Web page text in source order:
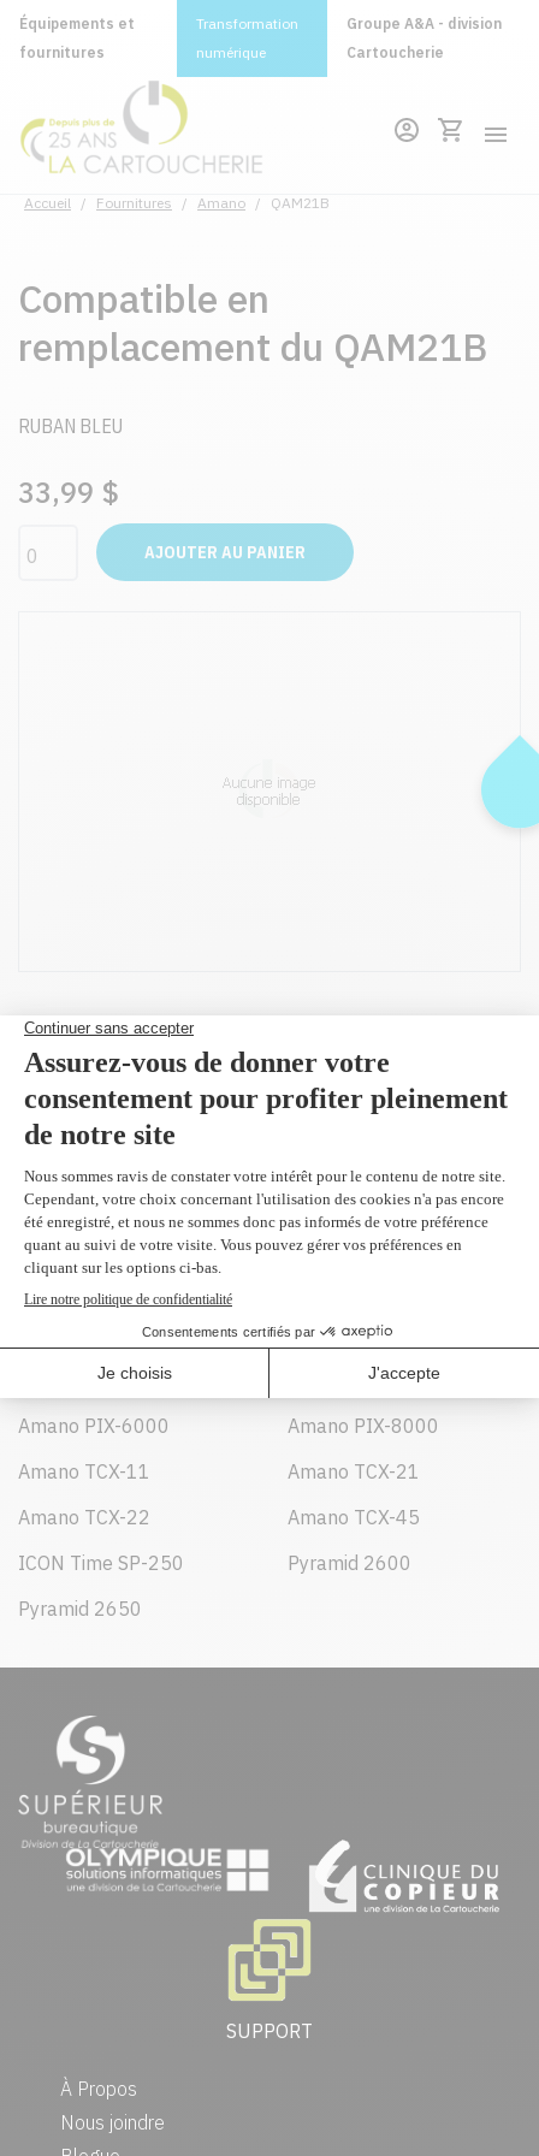
Équipements et
fournitures
Transformation
numérique
Groupe A&A - division
Cartoucherie
Accueil / Fournitures / Amano / QAM21B
Compatible en
remplacement du QAM21B
RUBAN BLEU
33,99 $
AJOUTER AU PANIER
Peut être utilisé dans :
Amano EX-3000
Amano EX-6000
Amano EX-6200
Amano MJR 8500
Amano PIX-10
Amano PIX-15
Amano PIX-20
Amano PIX-200
Amano PIX-28
Amano PIX-3000
Amano PIX-3200
Amano PIX-55
Amano PIX-6000
Amano PIX-8000
Amano TCX-11
Amano TCX-21
Amano TCX-22
Amano TCX-45
ICON Time SP-250
Pyramid 2600
Pyramid 2650
SUPPORT
À Propos
Nous joindre